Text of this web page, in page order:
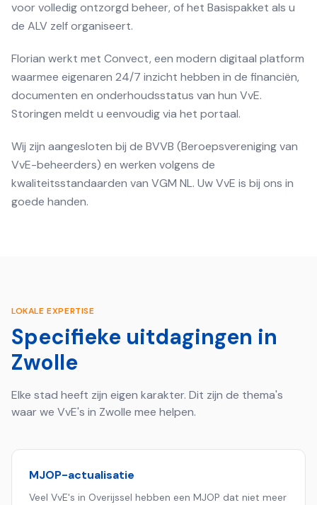
voor volledig ontzorgd beheer, of het Basispakket als u
de ALV zelf organiseert.
Florian werkt met Convect, een modern digitaal platform
waarmee eigenaren 24/7 inzicht hebben in de financiën,
documenten en onderhoudsstatus van hun VvE.
Storingen meldt u eenvoudig via het portaal.
Wij zijn aangesloten bij de BVVB (Beroepsvereniging van
VvE-beheerders) en werken volgens de
kwaliteitsstandaarden van VGM NL. Uw VvE is bij ons in
goede handen.
LOKALE EXPERTISE
Specifieke uitdagingen in
Zwolle
Elke stad heeft zijn eigen karakter. Dit zijn de thema's
waar we VvE's in Zwolle mee helpen.
MJOP-actualisatie
Veel VvE's in Overijssel hebben een MJOP dat niet meer